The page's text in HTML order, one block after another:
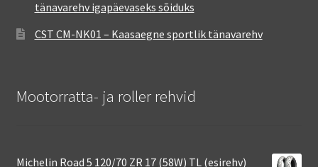
tänavarehv igapäevaseks sõiduks
CST CM-NK01 – Kaasaegne sportlik tänavarehv
Mootorratta- ja roller rehvid
Michelin Road 5 120/70 ZR 17 (58W) TL (esirehv)